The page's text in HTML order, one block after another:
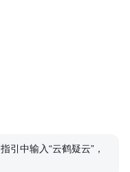
引中输入“云鹤疑云”，